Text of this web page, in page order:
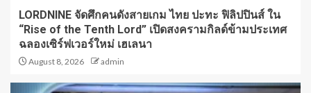
LORDNINE จัดศึกคนดังสายเกม ไทย ปะทะ ฟิลิปปินส์ ใน
“Rise of the Tenth Lord” เปิดสงครามกิลด์ข้ามประเทศ
ฉลองเซิร์ฟเวอร์ใหม่ เฮเลนา
August 8, 2026 admin